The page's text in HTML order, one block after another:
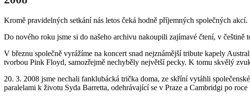
Kromě pravidelných setkání nás letos čeká hodně příjemných společných akcí.
Do nového roku jsme si do našeho archivu nakoupili zajímavé čtení, v
V březnu společně vyrážíme na koncert snad nejznámější tribute kapely
tvorbou Pink Floyd, samozřejmě nechyběly největší pecky. K tomu skvělý
20. 3. 2008 jsme nechali fanklubácká trička doma, ze skříní vytáhli
paralelami k životu Syda Barretta, odehrávající se v Praze a Cambridgi po